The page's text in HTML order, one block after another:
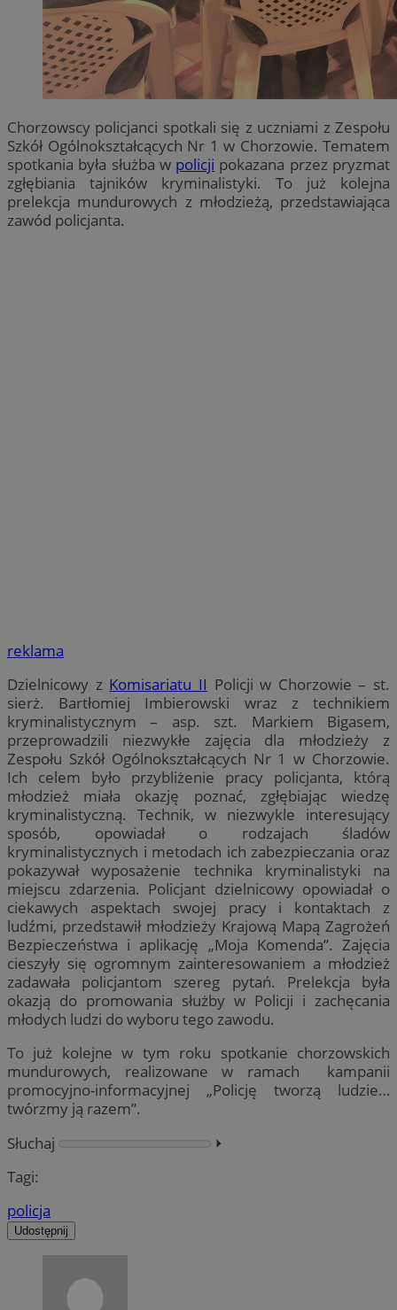
Chorzowscy policjanci spotkali się z uczniami z Zespołu
Szkół Ogólnokształcących Nr 1 w Chorzowie. Tematem
spotkania była służba w policji pokazana przez pryzmat
zgłębiania tajników kryminalistyki. To już kolejna
prelekcja mundurowych z młodzieżą, przedstawiająca
zawód policjanta.
reklama
Dzielnicowy z Komisariatu II Policji w Chorzowie – st.
sierż. Bartłomiej Imbierowski wraz z technikiem
kryminalistycznym – asp. szt. Markiem Bigasem,
przeprowadzili niezwykłe zajęcia dla młodzieży z
Zespołu Szkół Ogólnokształcących Nr 1 w Chorzowie.
Ich celem było przybliżenie pracy policjanta, którą
młodzież miała okazję poznać, zgłębiając wiedzę
kryminalistyczną. Technik, w niezwykle interesujący
sposób, opowiadał o rodzajach śladów
kryminalistycznych i metodach ich zabezpieczania oraz
pokazywał wyposażenie technika kryminalistyki na
miejscu zdarzenia. Policjant dzielnicowy opowiadał o
ciekawych aspektach swojej pracy i kontaktach z
ludźmi, przedstawił młodzieży Krajową Mapą Zagrożeń
Bezpieczeństwa i aplikację „Moja Komenda”. Zajęcia
cieszyły się ogromnym zainteresowaniem a młodzież
zadawała policjantom szereg pytań. Prelekcja była
okazją do promowania służby w Policji i zachęcania
młodych ludzi do wyboru tego zawodu.
To już kolejne w tym roku spotkanie chorzowskich
mundurowych, realizowane w ramach kampanii
promocyjno-informacyjnej „Policję tworzą ludzie…
twórzmy ją razem”.
Słuchaj
⏵︎
Tagi:
policja
Udostępnij